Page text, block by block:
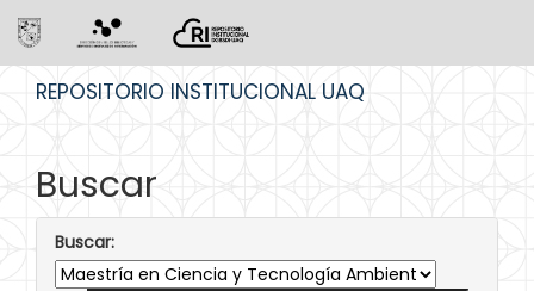
REPOSITORIO INSTITUCIONAL UAQ
Buscar
Buscar: